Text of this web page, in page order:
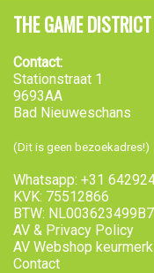
THE GAME DISTRICT
Contact:
Stationstraat 1
9693AA
Bad Nieuweschans
(Dit is geen bezoekadres!)
Whatsapp: +31
KVK: 75512866
BTW:
AV & Privacy Policy
AV Webshop keurmerk
Contact